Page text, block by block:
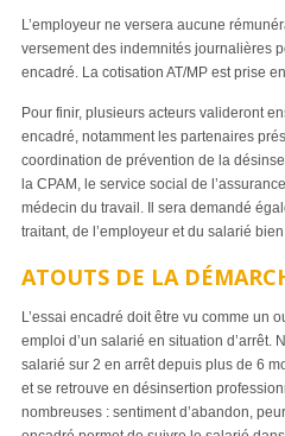
L’employeur ne versera aucune
versement des indemnités journalières
encadré. La cotisation AT/MP est prise
Pour finir, plusieurs acteurs valideront
encadré, notamment les partenaires
coordination de prévention de la
la CPAM, le service social de
médecin du travail. Il sera demandé
traitant, de l’employeur et du salarié
ATOUTS DE LA
L’essai encadré doit être vu comme un
emploi d’un salarié en situation d’arrêt.
salarié sur 2 en arrêt depuis plus de 6
et se retrouve en désinsertion
nombreuses : sentiment d’abandon,